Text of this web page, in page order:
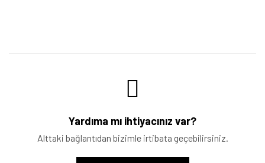
Yardıma mı ihtiyacınız var?
Alttaki bağlantıdan bizimle irtibata geçebilirsiniz.